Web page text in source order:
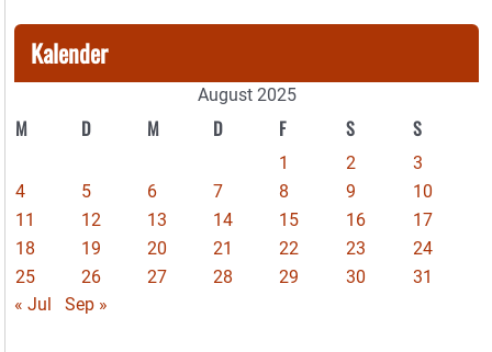
Kalender
August 2025
M D M D F S S
1 2
3
4
5 6 7 8 9
10
11
12 13 14 15 16
17
18
19 20 21 22 23
24
25
26 27 28 29 30
31
« Jul
Sep »